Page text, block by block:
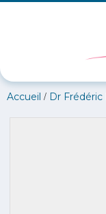
Accueil / Dr